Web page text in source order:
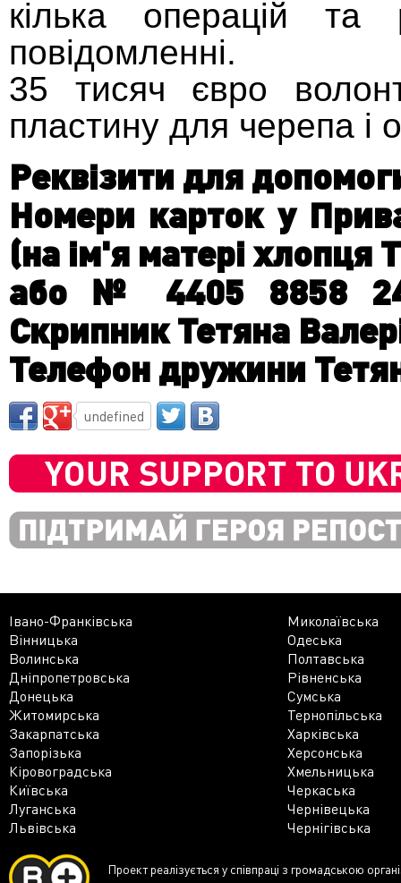
кілька операцій та
повідомленні.
35 тисяч євро
пластину для черепа і
Реквізити для
Номери карток у
(на ім'я матері хлопця
або № 4405 8858
Скрипник Тетяна
Телефон дружини
undefined
Івано-Франківська
Миколаївська
Вінницька
Одеська
Волинська
Полтавська
Дніпропетровська
Рівненська
Донецька
Сумська
Житомирська
Тернопільська
Закарпатська
Харківська
Запорізька
Херсонська
Кіровоградська
Хмельницька
Київська
Черкаська
Луганська
Чернівецька
Львівська
Чернігівська
Проект реалізується у співпраці з громадською